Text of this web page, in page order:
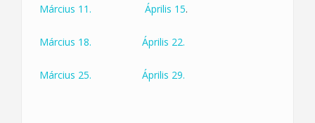
Március 11. Április 15.
Március 18. Április 22.
Március 25. Április 29.